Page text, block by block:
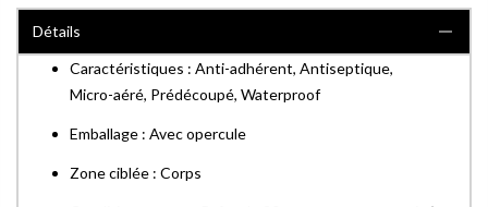
Détails
Caractéristiques : Anti-adhérent, Antiseptique,
Micro-aéré, Prédécoupé, Waterproof
Emballage : Avec opercule
Zone ciblée : Corps